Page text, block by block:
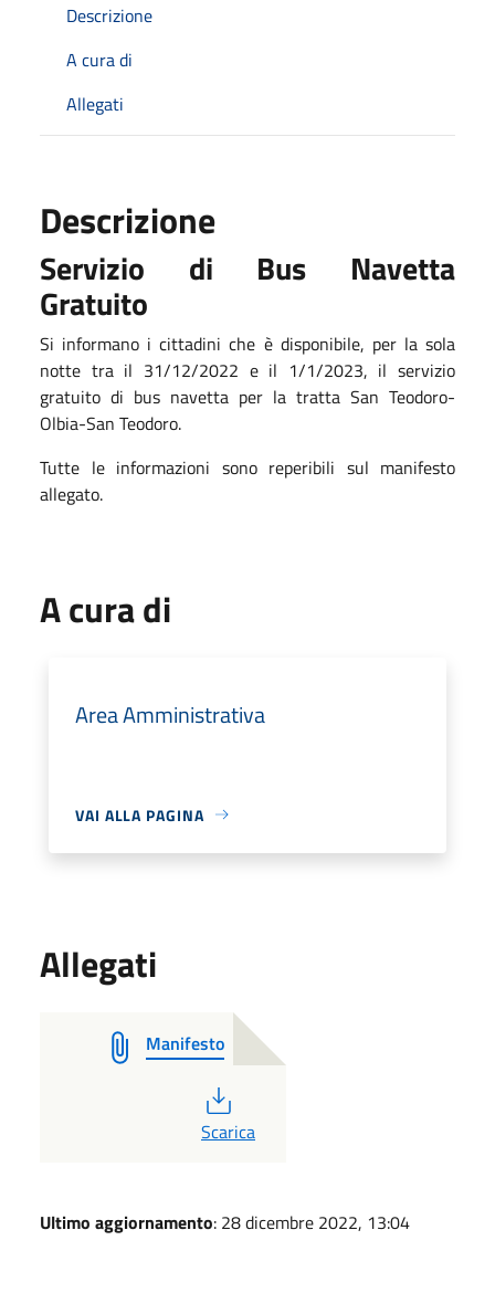
Descrizione
A cura di
Allegati
Descrizione
Servizio di Bus Navetta
Gratuito
Si informano i cittadini che è disponibile, per la sola
notte tra il 31/12/2022 e il 1/1/2023, il servizio
gratuito di bus navetta per la tratta San Teodoro-
Olbia-San Teodoro.
Tutte le informazioni sono reperibili sul manifesto
allegato.
A cura di
Area Amministrativa
VAI ALLA PAGINA
Allegati
Manifesto
PDF
Scarica
Ultimo aggiornamento: 28 dicembre 2022, 13:04